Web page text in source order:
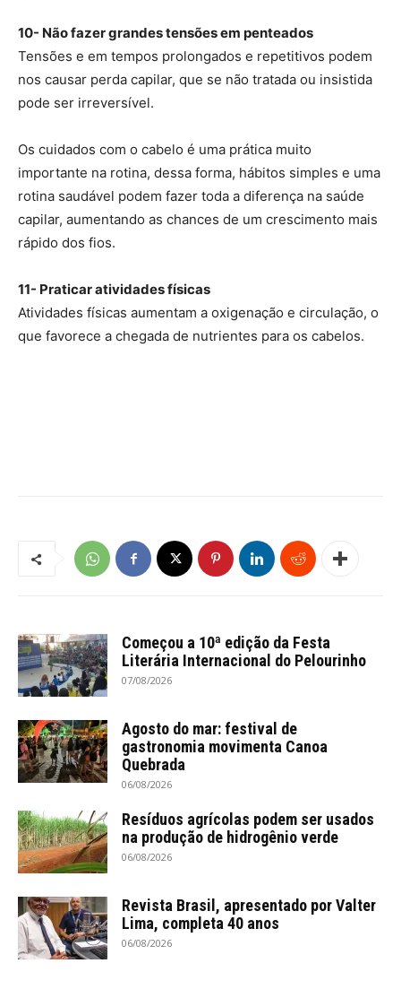
10- Não fazer grandes tensões em penteados
Tensões e em tempos prolongados e repetitivos podem
nos causar perda capilar, que se não tratada ou insistida
pode ser irreversível.
Os cuidados com o cabelo é uma prática muito
importante na rotina, dessa forma, hábitos simples e uma
rotina saudável podem fazer toda a diferença na saúde
capilar, aumentando as chances de um crescimento mais
rápido dos fios.
11- Praticar atividades físicas
Atividades físicas aumentam a oxigenação e circulação, o
que favorece a chegada de nutrientes para os cabelos.
Começou a 10ª edição da Festa
Literária Internacional do Pelourinho
07/08/2026
Agosto do mar: festival de
gastronomia movimenta Canoa
Quebrada
06/08/2026
Resíduos agrícolas podem ser usados
na produção de hidrogênio verde
06/08/2026
Revista Brasil, apresentado por Valter
Lima, completa 40 anos
06/08/2026